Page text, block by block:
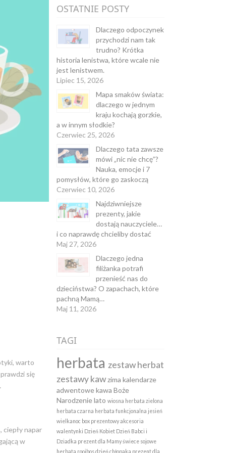
warto
się
ciepły napar
w
OSTATNIE POSTY
Dlaczego odpoczynek
przychodzi nam tak
trudno? Krótka
historia lenistwa, które wcale nie
jest lenistwem.
Lipiec 15, 2026
Mapa smaków świata:
dlaczego w jednym
kraju kochają gorzkie,
a w innym słodkie?
Czerwiec 25, 2026
Dlaczego tata zawsze
mówi „nic nie chcę”?
Nauka, emocje i 7
pomysłów, które go zaskoczą
Czerwiec 10, 2026
Najdziwniejsze
prezenty, jakie
dostają nauczyciele…
i co naprawdę chcieliby dostać
Maj 27, 2026
Dlaczego jedna
filiżanka potrafi
przenieść nas do
dzieciństwa? O zapachach, które
pachną Mamą…
Maj 11, 2026
TAGI
herbata zestaw herbat
zestawy kawzima kalendarze
adwentowekawa Boże
Narodzenielato wiosna herbata zielona
herbata czarna herbata funkcjonalna jesień
wielkanoc box prezentowyakcesoria
walentynki Dzień Kobiet Dzień Babci i
Dziadka prezent dla Mamyświece sojowe
herbata rooibosdzień chłopaka prezent dla